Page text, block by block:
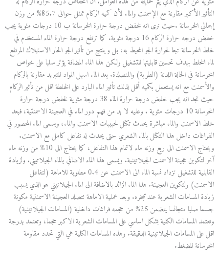
التأثير الأكبر مقارنة مع الإسمنت والماء لأن كميه الركام تمثل حوالى 85.7% من وزن
إجمالي الخرسانة .حيث نرى انه لخفض درجة حرارة الخرسانة ب 10 درجات مئوية يجب
خفض درجه حرارة الركام 16 درجة مئوية. كما ترتفع درجة حرارة الماء المستخدم في
خلط الخرسانة تبعا لحرارة الجو المحيط به، بل وينتج من تأثير الجو الحار الاستهلاك المرتفع
لماء الخلط بهدف تحسين قابليتها للتشغيل ولكن هذا الماء المضافة يؤثر سلبا على خواص
الخرسانة في الحالة اللدنة (الطرية) والمتصلدة. يعد الماء اسهل المواد للتبريد مقارنة بالركام
والأسمنت مع انه يستعمل بكميه أقل لذلك تأثير الماء البارد على الخلطة اقل من تأثير الركام
حيث نجد انه يجب خفض درجة حرارة الماء 38 درجة مئوية لخفض درجة حرارة
الخرسانة 10 درجات مئوية . وعليه لا بد من فهم دور الماء في العجينة الاسمنتية، فبعد
خلط الاسمنت والماء مباشرة يحدث تكتل لحبيبات الاسمنت والماء، ويسمى الماء المحصور في
الفراغات داخل هذا التكتل بالماء الشعري حتى يحدث له تفاعل كامل مع الاسمنت.
ويحتاج الاسمنت الى ربع وزنه ماء لاتمام هذا التفاعل، كما يحتاج الى 10% من وزنه ماء
آخر لتكوين عجينة الاسمنت الجيلاتينية. ويسمى هذا الماء الاضافي بالماء الجيلاتيني. ولزيادة
القابلية للتشغيل تزداد نسبة الماء الى الاسمنت عن 0.4 مطلوبة للاماهة (لتفاعل
الاسمنت) ولتكوين العجينة. هذا الماء الزائد بالاضافة الى الماء الجيلاتيني هو الذي يسبب
زيادة المسامات الشعرية عند تبخره. وبعد عملية الاماهة تتصلد العجينة الاسمنتية مكونة
جسما صلبا متجانسا يتضمن 25% من حجمه فراغات داخلية (المسامات الجيلاتينية)
وتعتمد المسامات الكلية بشكل اساسي على المسامات الشعرية الاكبر حجما، وتعتمد بدرجة
اقل على المسامات الجيلاتينية الدقيقة. وهذه المسامات الكلية هي التي تحدد مقاومة
الخرسانة للضغط.